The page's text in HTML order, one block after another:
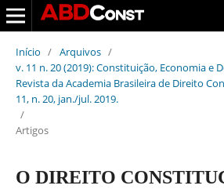
Início / Arquivos /
v. 11 n. 20 (2019): Constituição, Economia e
Revista da Academia Brasileira de Direito
11, n. 20, jan./jul. 2019.
/
Artigos
O DIREITO